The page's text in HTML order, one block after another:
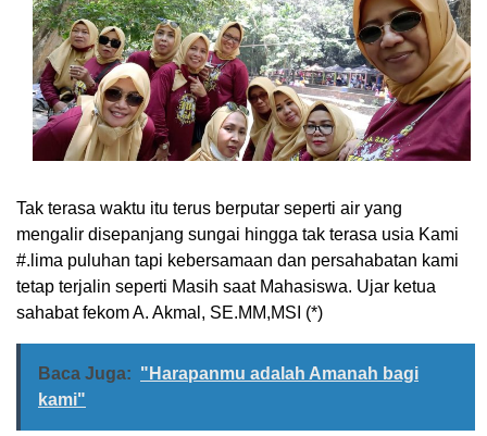
Tak terasa waktu itu terus berputar seperti air yang
mengalir disepanjang sungai hingga tak terasa usia Kami
#.lima puluhan tapi kebersamaan dan persahabatan kami
tetap terjalin seperti Masih saat Mahasiswa. Ujar ketua
sahabat fekom A. Akmal, SE.MM,MSI (*)
Baca Juga: "Harapanmu adalah Amanah bagi
kami"